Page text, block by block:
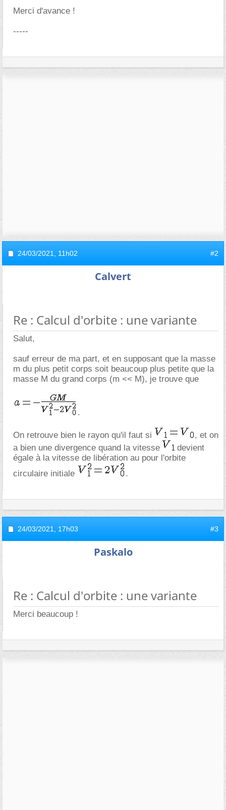
Merci d'avance !
-----
24/03/2021, 11h02 #2
Calvert
Re : Calcul d'orbite : une variante
Salut,
sauf erreur de ma part, et en supposant que la masse
m du plus petit corps soit beaucoup plus petite que la
masse M du grand corps (m << M), je trouve que
.
On retrouve bien le rayon qu'il faut si
, et on
a bien une divergence quand la vitesse
devient
égale à la vitesse de libération au pour l'orbite
circulaire initiale
.
24/03/2021, 17h03 #3
Paskalo
Re : Calcul d'orbite : une variante
Merci beaucoup !